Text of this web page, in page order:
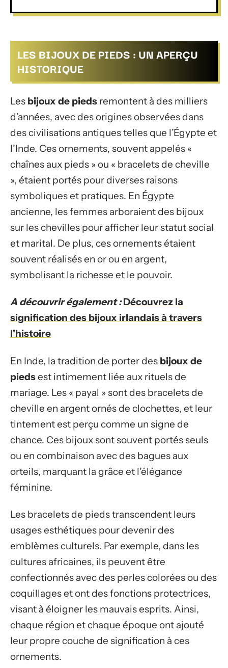
LES BIJOUX DE PIEDS : UN APERÇU
HISTORIQUE
Les bijoux de pieds remontent à des milliers
d’années, avec des origines observées dans
des civilisations antiques telles que l’Égypte et
l’Inde. Ces ornements, souvent appelés «
chaînes aux pieds » ou « bracelets de cheville
», étaient portés pour diverses raisons
symboliques et pratiques. En Égypte
ancienne, les femmes arboraient des bijoux
sur les chevilles pour afficher leur statut social
et marital. De plus, ces ornements étaient
souvent réalisés en or ou en argent,
symbolisant la richesse et le pouvoir.
A découvrir également : Découvrez la
signification des bijoux irlandais à travers
l'histoire
En Inde, la tradition de porter des bijoux de
piedsest intimement liée aux rituels de
mariage. Les « payal » sont des bracelets de
cheville en argent ornés de clochettes, et leur
tintement est perçu comme un signe de
chance. Ces bijoux sont souvent portés seuls
ou en combinaison avec des bagues aux
orteils, marquant la grâce et l’élégance
féminine.
Les bracelets de pieds transcendent leurs
usages esthétiques pour devenir des
emblèmes culturels. Par exemple, dans les
cultures africaines, ils peuvent être
confectionnés avec des perles colorées ou des
coquillages et ont des fonctions protectrices,
visant à éloigner les mauvais esprits. Ainsi,
chaque région et chaque époque ont ajouté
leur propre couche de signification à ces
ornements.